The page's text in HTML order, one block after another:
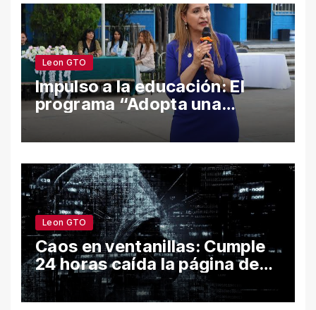
Leon GTO
Impulso a la educación: El
programa “Adopta una
Escuela” fortalece el
bienestar y la permanencia
Leon GTO
Caos en ventanillas: Cumple
24 horas caída la página de
León por hackeo y congela
trámites